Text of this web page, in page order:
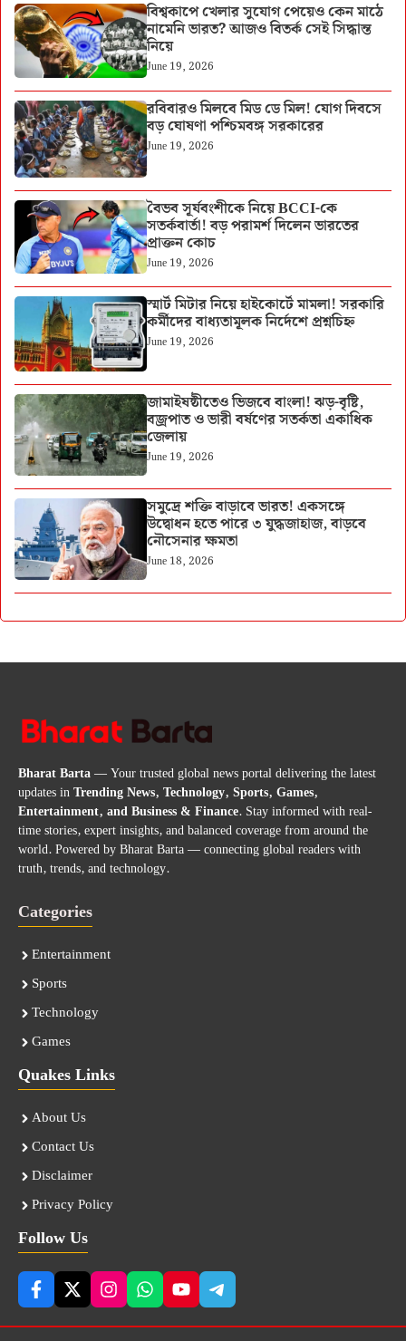
বিশ্বকাপে খেলার সুযোগ পেয়েও কেন মাঠে
নামেনি ভারত? আজও বিতর্ক সেই সিদ্ধান্ত
নিয়ে
June 19, 2026
রবিবারও মিলবে মিড ডে মিল! যোগ দিবসে
বড় ঘোষণা পশ্চিমবঙ্গ সরকারের
June 19, 2026
বৈভব সূর্যবংশীকে নিয়ে BCCI-কে
সতর্কবার্তা! বড় পরামর্শ দিলেন ভারতের
প্রাক্তন কোচ
June 19, 2026
স্মার্ট মিটার নিয়ে হাইকোর্টে মামলা! সরকারি
কর্মীদের বাধ্যতামূলক নির্দেশে প্রশ্নচিহ্ন
June 19, 2026
জামাইষষ্ঠীতেও ভিজবে বাংলা! ঝড়-বৃষ্টি,
বজ্রপাত ও ভারী বর্ষণের সতর্কতা একাধিক
জেলায়
June 19, 2026
সমুদ্রে শক্তি বাড়াবে ভারত! একসঙ্গে
উদ্বোধন হতে পারে ৩ যুদ্ধজাহাজ, বাড়বে
নৌসেনার ক্ষমতা
June 18, 2026
Bharat Barta— Your trusted global news portal delivering the latest
updates inTrending News, Technology, Sports, Games,
Entertainment, and Business & Finance. Stay informed with real-
time stories, expert insights, and balanced coverage from around the
world. Powered by Bharat Barta — connecting global readers with
truth, trends, and technology.
Categories
Entertainment
Sports
Technology
Games
Quakes Links
About Us
Contact Us
Disclaimer
Privacy Policy
Follow Us